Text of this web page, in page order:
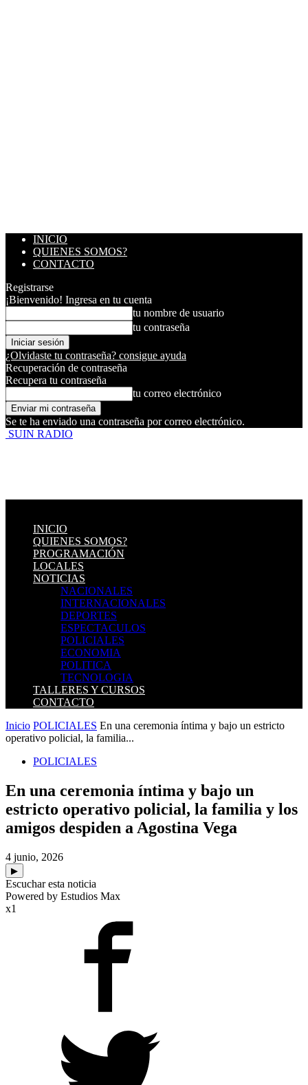
INICIO
QUIENES SOMOS?
CONTACTO
Registrarse
¡Bienvenido! Ingresa en tu cuenta
tu nombre de usuario
tu contraseña
¿Olvidaste tu contraseña? consigue ayuda
Recuperación de contraseña
Recupera tu contraseña
tu correo electrónico
Se te ha enviado una contraseña por correo electrónico.
SUIN RADIO
INICIO
QUIENES SOMOS?
PROGRAMACIÓN
LOCALES
NOTICIAS
NACIONALES
INTERNACIONALES
DEPORTES
ESPECTACULOS
POLICIALES
ECONOMIA
POLITICA
TECNOLOGIA
TALLERES Y CURSOS
CONTACTO
Inicio POLICIALES En una ceremonia íntima y bajo un estricto
operativo policial, la familia...
POLICIALES
En una ceremonia íntima y bajo un
estricto operativo policial, la familia y los
amigos despiden a Agostina Vega
4 junio, 2026
▶
Escuchar esta noticia
Powered by Estudios Max
x1